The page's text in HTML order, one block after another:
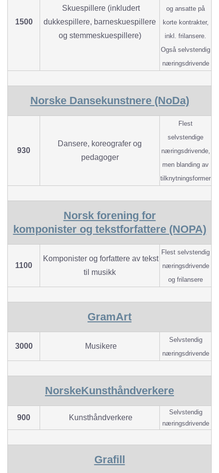
1500
Skuespillere (inkludert
dukkespillere, barneskuespillere
og stemmeskuespillere)
og ansatte på
korte kontrakter,
inkl. frilansere.
Også selvstendig
næringsdrivende
Norske Dansekunstnere (NoDa)
930
Dansere, koreografer og
pedagoger
Flest
selvstendige
næringsdrivende,
men blanding av
tilknytningsformer
Norsk forening for
komponister og tekstforfattere (NOPA)
1100
Komponister og forfattere av tekst
til musikk
Flest selvstendig
næringsdrivende
og frilansere
GramArt
3000 Musikere
Selvstendig
næringsdrivende
NorskeKunsthåndverkere
900 Kunsthåndverkere
Selvstendig
næringsdrivende
Grafill